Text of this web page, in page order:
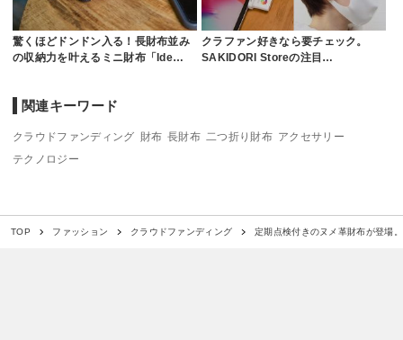
驚くほどドンドン入る！長財布並み
の収納力を叶えるミニ財布「Ide…
クラファン好きなら要チェック。
SAKIDORI Storeの注目…
関連キーワード
クラウドファンディング 財布 長財布 二つ折り財布 アクセサリー
テクノロジー
TOP ファッション クラウドファンディング 定期点検付きのヌメ革財布が登場